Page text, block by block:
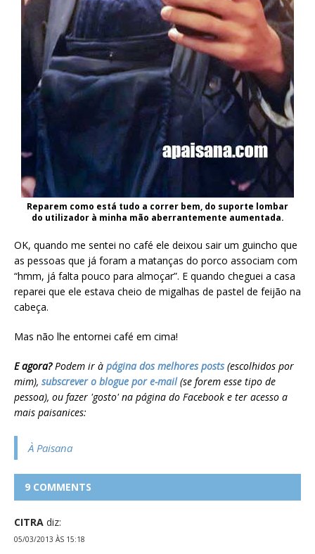
Reparem como está tudo a correr bem, do suporte lombar
do utilizador à minha mão aberrantemente aumentada.
OK, quando me sentei no café ele deixou sair um guincho que
as pessoas que já foram a matanças do porco associam com
“hmm, já falta pouco para almoçar”. E quando cheguei a casa
reparei que ele estava cheio de migalhas de pastel de feijão na
cabeça.
Mas não lhe entornei café em cima!
E agora?Podem ir à página dos melhores posts(escolhidos por
mim), subscrever o blogue por e-mail(se forem esse tipo de
pessoa), ou fazer 'gosto' na página do Facebook e ter acesso a
mais paisanices:
À Paisana
9 COMMENTS
CITRA diz:
05/03/2013 ÀS 15:18